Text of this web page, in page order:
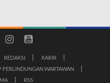
REDAKSI
KARIR
PERLINDUNGAN WARTAWAN
RSS